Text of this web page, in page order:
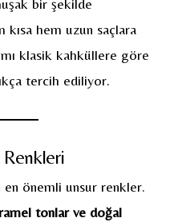
bir şekilde
hem uzun saçlara
klasik kahküllere göre
tercih ediliyor.
Renkleri
önemli unsur renkler.
tonlar ve doğal